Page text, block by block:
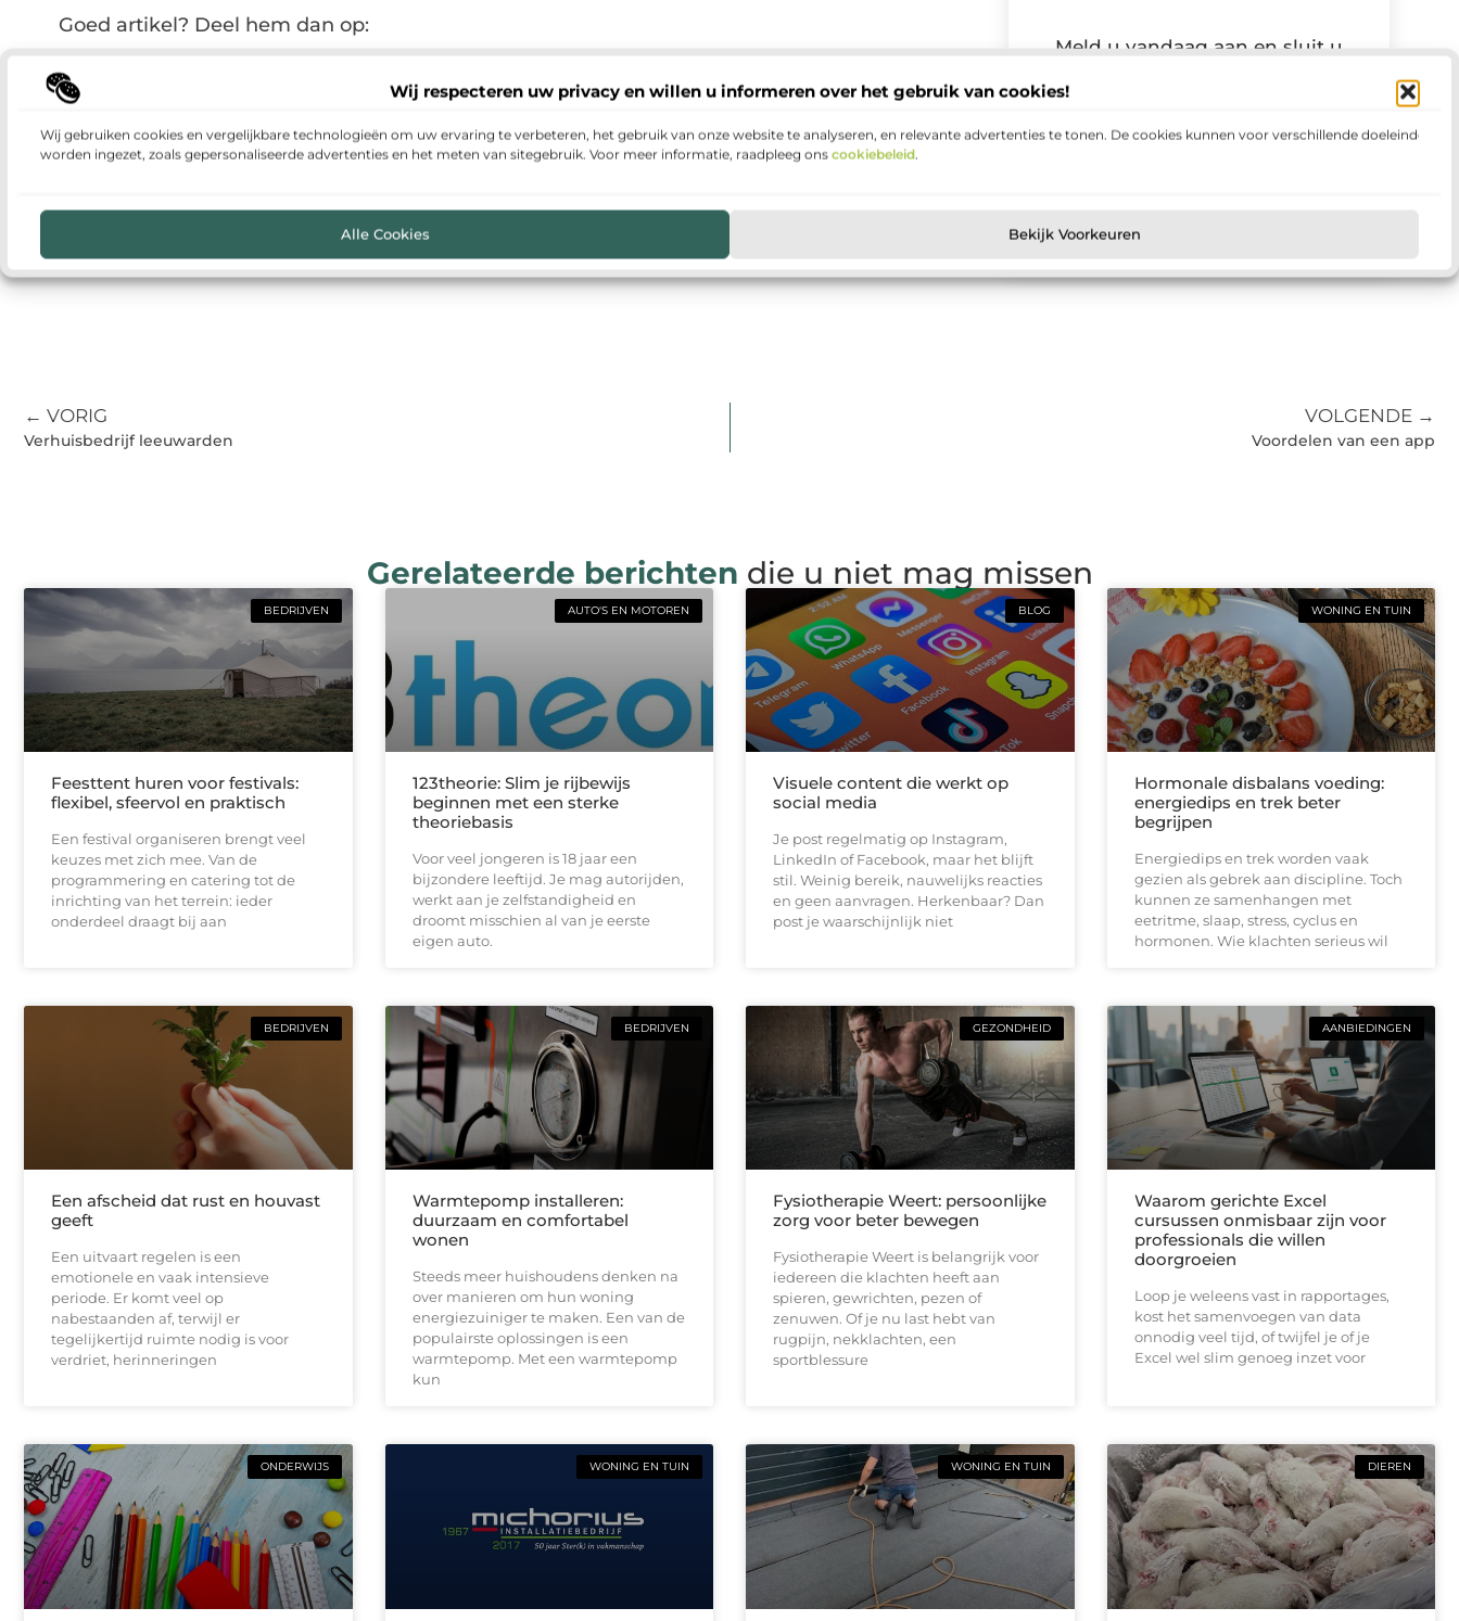
Wij respecteren uw privacy en willen u informeren over het gebruik van cookies!
Wij gebruiken cookies en vergelijkbare technologieën om uw ervaring te verbeteren, het gebruik van onze website te analyseren, en relevante advertenties te tonen. De cookies kunnen voor verschillende doeleinden
worden ingezet, zoals gepersonaliseerde advertenties en het meten van sitegebruik. Voor meer informatie, raadpleeg ons cookiebeleid.
Alle Cookies Bekijk Voorkeuren
Goed artikel? Deel hem dan op:
Tags: Wijn,Wijnabonnement,Wijnproeverij thuis
Meld u vandaag aan en sluit u
Meld je vandaag nog aan en deel jouw
wijze jouw ervaringen anderen kunnen
← VORIG
Verhuisbedrijf leeuwarden
VOLGENDE →
Voordelen van een app
Gerelateerde berichten die u niet mag missen
BEDRIJVEN
Feesttent huren voor festivals:
flexibel, sfeervol en praktisch
Een festival organiseren brengt veel
keuzes met zich mee. Van de
programmering en catering tot de
inrichting van het terrein: ieder
onderdeel draagt bij aan
AUTO'S EN MOTOREN
123theorie: Slim je rijbewijs
beginnen met een sterke
theoriebasis
Voor veel jongeren is 18 jaar een
bijzondere leeftijd. Je mag autorijden,
werkt aan je zelfstandigheid en
droomt misschien al van je eerste
eigen auto.
BLOG
Visuele content die werkt op
social media
Je post regelmatig op Instagram,
LinkedIn of Facebook, maar het blijft
stil. Weinig bereik, nauwelijks reacties
en geen aanvragen. Herkenbaar? Dan
post je waarschijnlijk niet
WONING EN TUIN
Hormonale disbalans voeding:
energiedips en trek beter
begrijpen
Energiedips en trek worden vaak
gezien als gebrek aan discipline. Toch
kunnen ze samenhangen met
eetritme, slaap, stress, cyclus en
hormonen. Wie klachten serieus wil
BEDRIJVEN
Een afscheid dat rust en houvast
geeft
Een uitvaart regelen is een
emotionele en vaak intensieve
periode. Er komt veel op
nabestaanden af, terwijl er
tegelijkertijd ruimte nodig is voor
verdriet, herinneringen
BEDRIJVEN
Warmtepomp installeren:
duurzaam en comfortabel
wonen
Steeds meer huishoudens denken na
over manieren om hun woning
energiezuiniger te maken. Een van de
populairste oplossingen is een
warmtepomp. Met een warmtepomp
kun
GEZONDHEID
Fysiotherapie Weert: persoonlijke
zorg voor beter bewegen
Fysiotherapie Weert is belangrijk voor
iedereen die klachten heeft aan
spieren, gewrichten, pezen of
zenuwen. Of je nu last hebt van
rugpijn, nekklachten, een
sportblessure
AANBIEDINGEN
Waarom gerichte Excel
cursussen onmisbaar zijn voor
professionals die willen
doorgroeien
Loop je weleens vast in rapportages,
kost het samenvoegen van data
onnodig veel tijd, of twijfel je of je
Excel wel slim genoeg inzet voor
ONDERWIJS WONING EN TUIN WONING EN TUIN DIEREN